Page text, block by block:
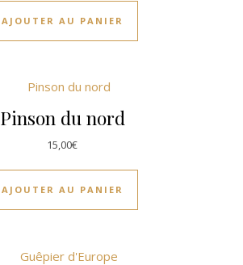
AJOUTER AU PANIER
Pinson du nord
15,00€
AJOUTER AU PANIER